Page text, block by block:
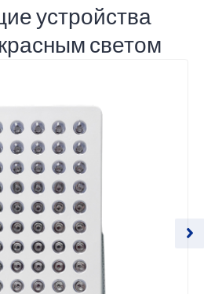
устройства
светом